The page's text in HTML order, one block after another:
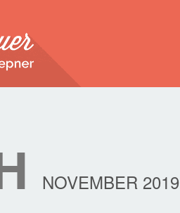
NOVEMBER 2019